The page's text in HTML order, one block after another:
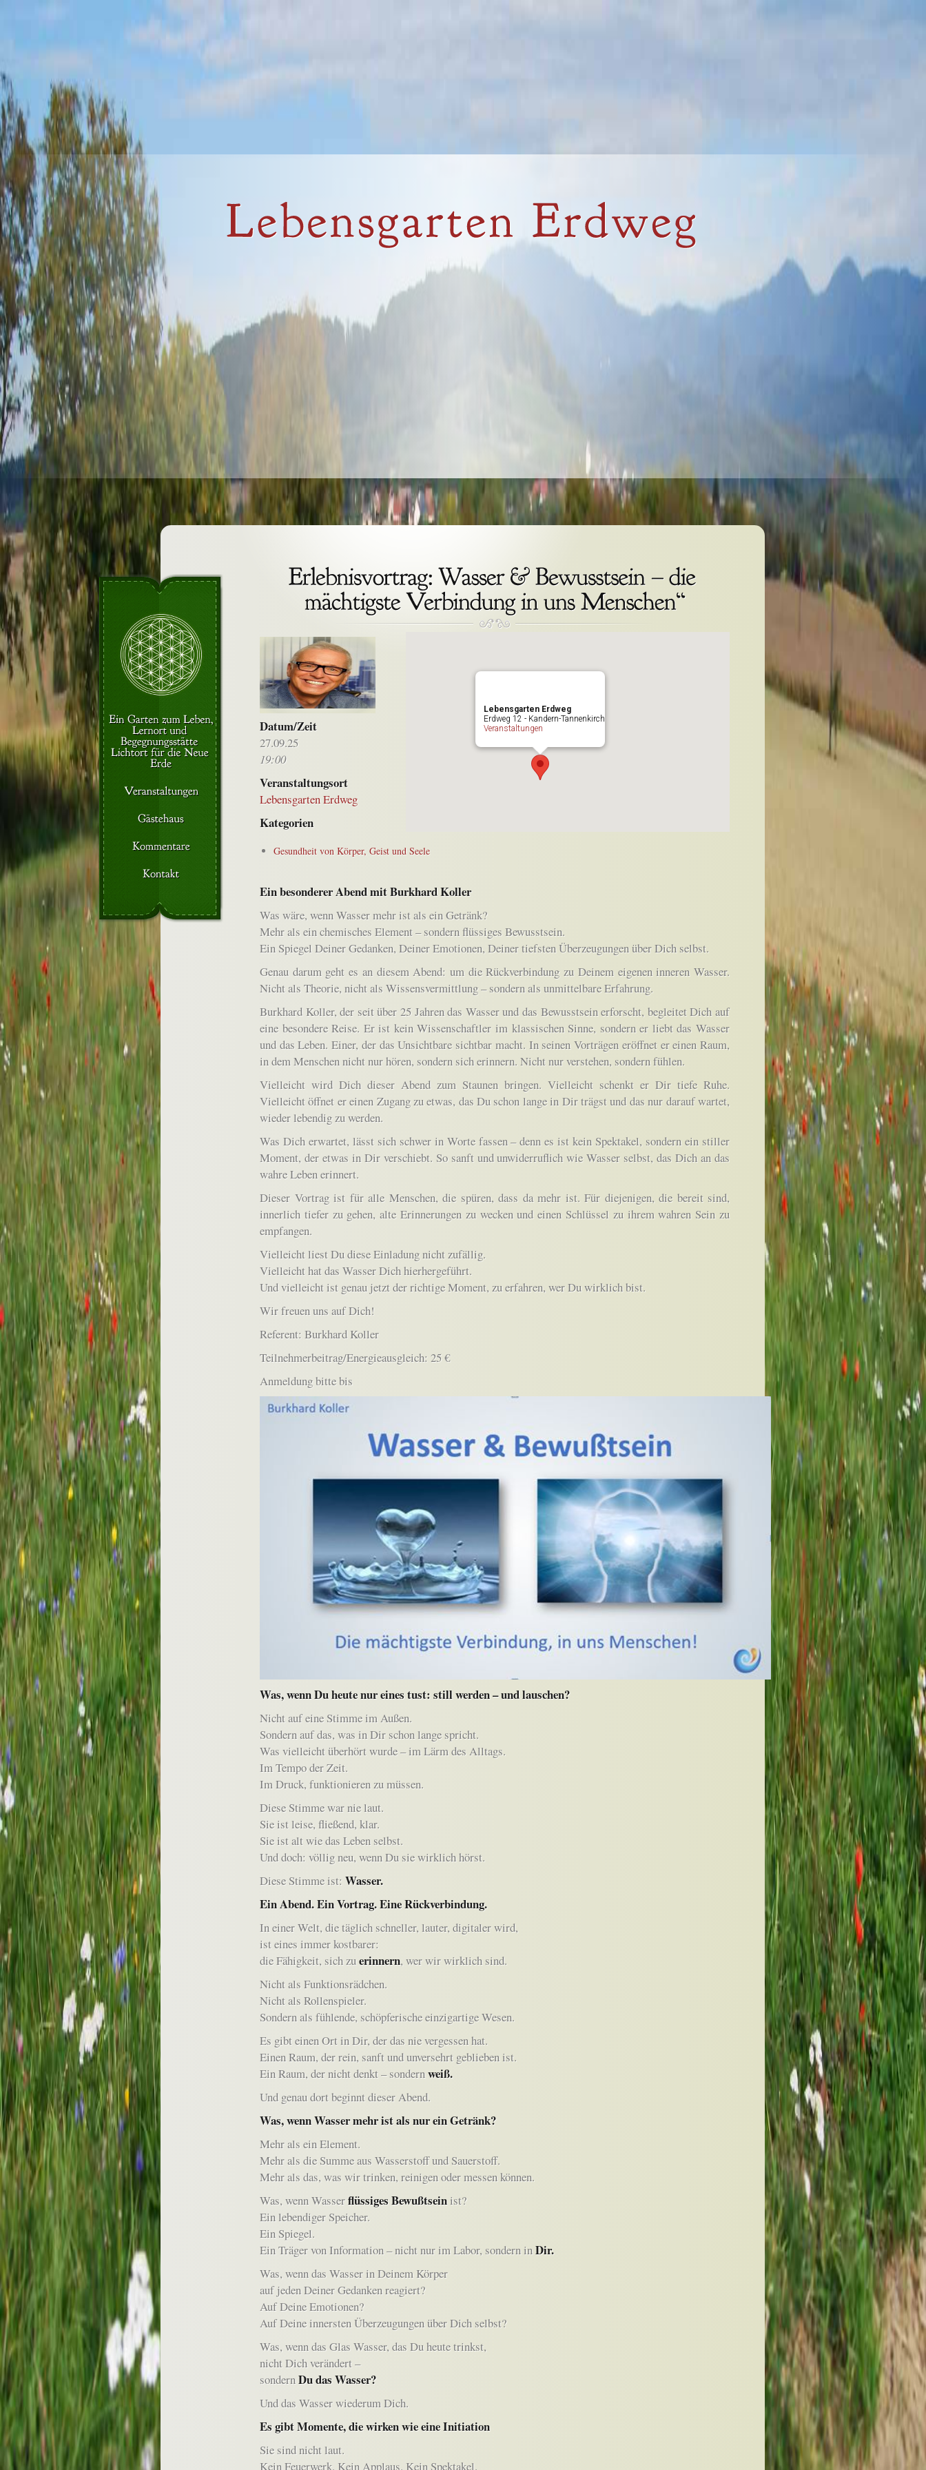
Lebensgarten Erdweg
Erdweg 12 - Kandern-Tannenkirch
Veranstaltungen
Datum/Zeit
27.09.25
19:00
Veranstaltungsort
Lebensgarten Erdweg
Kategorien
Gesundheit von Körper, Geist und Seele
Ein besonderer Abend mit Burkhard Koller
Was wäre, wenn Wasser mehr ist als ein Getränk?
Mehr als ein chemisches Element – sondern flüssiges Bewusstsein.
Ein Spiegel Deiner Gedanken, Deiner Emotionen, Deiner tiefsten Überzeugungen über Dich selbst.
Genau darum geht es an diesem Abend: um die Rückverbindung zu Deinem eigenen inneren Wasser.
Nicht als Theorie, nicht als Wissensvermittlung – sondern als unmittelbare Erfahrung.
Burkhard Koller, der seit über 25 Jahren das Wasser und das Bewusstsein erforscht, begleitet Dich auf
eine besondere Reise. Er ist kein Wissenschaftler im klassischen Sinne, sondern er liebt das Wasser
und das Leben. Einer, der das Unsichtbare sichtbar macht. In seinen Vorträgen eröffnet er einen Raum,
in dem Menschen nicht nur hören, sondern sich erinnern. Nicht nur verstehen, sondern fühlen.
Vielleicht wird Dich dieser Abend zum Staunen bringen. Vielleicht schenkt er Dir tiefe Ruhe.
Vielleicht öffnet er einen Zugang zu etwas, das Du schon lange in Dir trägst und das nur darauf wartet,
wieder lebendig zu werden.
Was Dich erwartet, lässt sich schwer in Worte fassen – denn es ist kein Spektakel, sondern ein stiller
Moment, der etwas in Dir verschiebt. So sanft und unwiderruflich wie Wasser selbst, das Dich an das
wahre Leben erinnert.
Dieser Vortrag ist für alle Menschen, die spüren, dass da mehr ist. Für diejenigen, die bereit sind,
innerlich tiefer zu gehen, alte Erinnerungen zu wecken und einen Schlüssel zu ihrem wahren Sein zu
empfangen.
Vielleicht liest Du diese Einladung nicht zufällig.
Vielleicht hat das Wasser Dich hierhergeführt.
Und vielleicht ist genau jetzt der richtige Moment, zu erfahren, wer Du wirklich bist.
Wir freuen uns auf Dich!
Referent: Burkhard Koller
Teilnehmerbeitrag/Energieausgleich: 25 €
Anmeldung bitte bis
Was, wenn Du heute nur eines tust: still werden – und lauschen?
Nicht auf eine Stimme im Außen.
Sondern auf das, was in Dir schon lange spricht.
Was vielleicht überhört wurde – im Lärm des Alltags.
Im Tempo der Zeit.
Im Druck, funktionieren zu müssen.
Diese Stimme war nie laut.
Sie ist leise, fließend, klar.
Sie ist alt wie das Leben selbst.
Und doch: völlig neu, wenn Du sie wirklich hörst.
Diese Stimme ist: Wasser.
Ein Abend. Ein Vortrag. Eine Rückverbindung.
In einer Welt, die täglich schneller, lauter, digitaler wird,
ist eines immer kostbarer:
die Fähigkeit, sich zuerinnern, wer wir wirklich sind.
Nicht als Funktionsrädchen.
Nicht als Rollenspieler.
Sondern als fühlende, schöpferische einzigartige Wesen.
Es gibt einen Ort in Dir, der das nie vergessen hat.
Einen Raum, der rein, sanft und unversehrt geblieben ist.
Ein Raum, der nicht denkt – sondern weiß.
Und genau dort beginnt dieser Abend.
Was, wenn Wasser mehr ist als nur ein Getränk?
Mehr als ein Element.
Mehr als die Summe aus Wasserstoff und Sauerstoff.
Mehr als das, was wir trinken, reinigen oder messen können.
Was, wenn Wasserflüssiges Bewußtsein ist?
Ein lebendiger Speicher.
Ein Spiegel.
Ein Träger von Information – nicht nur im Labor, sondern inDir.
Was, wenn das Wasser in Deinem Körper
auf jeden Deiner Gedanken reagiert?
Auf Deine Emotionen?
Auf Deine innersten Überzeugungen über Dich selbst?
Was, wenn das Glas Wasser, das Du heute trinkst,
nicht Dich verändert –
sondern Du das Wasser?
Und das Wasser wiederum Dich.
Es gibt Momente, die wirken wie eine Initiation
Sie sind nicht laut.
Kein Feuerwerk. Kein Applaus. Kein Spektakel.